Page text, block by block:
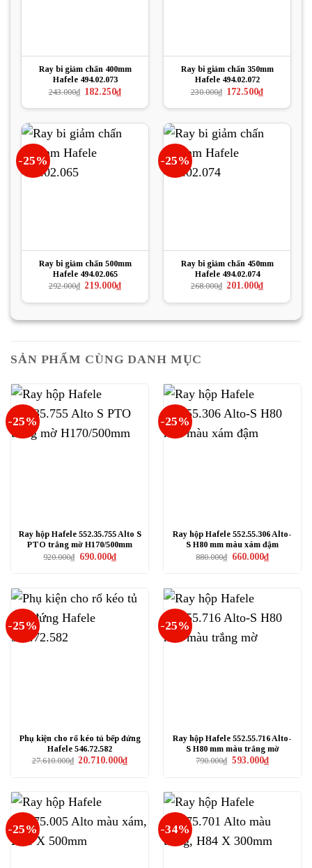
Ray bi giảm chấn 400mm
Hafele 494.02.073
243.000₫ Giá
là:
182.250₫Giá
hiện
tại
182.250₫.
Ray bi giảm chấn 350mm
Hafele 494.02.072
230.000₫ Giá
là:
172.500₫Giá
hiện
tại
172.500₫.
-25%
Ray bi giảm chấn 500mm
Hafele 494.02.065
292.000₫ Giá
là:
219.000₫Giá
hiện
tại
219.000₫.
-25%
Ray bi giảm chấn 450mm
Hafele 494.02.074
268.000₫ Giá
là:
201.000₫Giá
hiện
tại
201.000₫.
SẢN PHẨM CÙNG DANH MỤC
-25%
Ray hộp Hafele 552.35.755 Alto S
PTO trắng mờ H170/500mm
920.000₫ Giá
690.000₫Giá
hiện
-25%
Ray hộp Hafele 552.55.306 Alto-
S H80 mm màu xám đậm
880.000₫ Giá
660.000₫Giá
hiện
-25%
Phụ kiện cho rổ kéo tủ bếp đứng
Hafele 546.72.582
27.610.000₫ Giá
20.710.000₫Giá
hiện
20.710.000₫.
-25%
Ray hộp Hafele 552.55.716 Alto-
S H80 mm màu trắng mờ
790.000₫ Giá
593.000₫Giá
hiện
-25% -34%